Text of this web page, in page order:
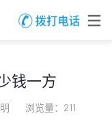
钱一方
浏览量：211